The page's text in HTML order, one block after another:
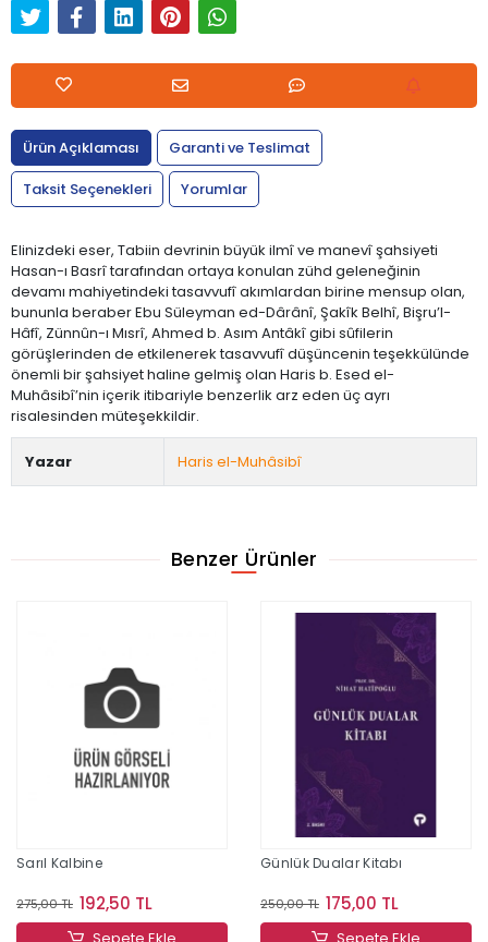
Ürün Açıklaması
Garanti ve Teslimat
Taksit Seçenekleri
Yorumlar
Elinizdeki eser, Tabiin devrinin büyük ilmî ve manevî şahsiyeti
Hasan-ı Basrî tarafından ortaya konulan zühd geleneğinin
devamı mahiyetindeki tasavvufî akımlardan birine mensup olan,
bununla beraber Ebu Süleyman ed-Dârânî, Şakîk Belhî, Bişru’l-
Hâfî, Zünnûn-ı Mısrî, Ahmed b. Asım Antâkî gibi sûfilerin
görüşlerinden de etkilenerek tasavvufî düşüncenin teşekkülünde
önemli bir şahsiyet haline gelmiş olan Haris b. Esed el-
Muhâsibî’nin içerik itibariyle benzerlik arz eden üç ayrı
risalesinden müteşekkildir.
Yazar Haris el-Muhâsibî
Benzer Ürünler
Sarıl Kalbine
275,00 TL 192,50 TL
Günlük Dualar Kitabı
250,00 TL 175,00 TL